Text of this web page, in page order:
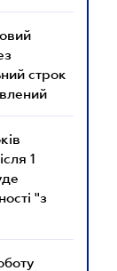
строк
1
"з